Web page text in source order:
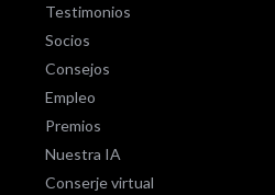
Testimonios
Socios
Consejos
Empleo
Premios
Nuestra IA
Conserje virtual